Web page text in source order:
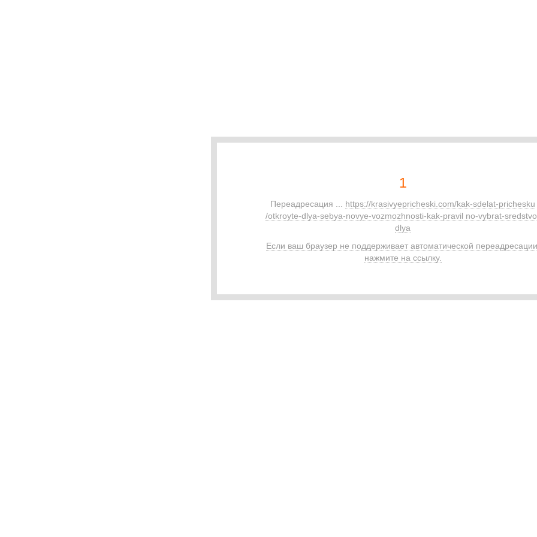
1
Переадресация ... https://krasivyepricheski.com/kak-sdelat-prichesku
/otkroyte-dlya-sebya-novye-vozmozhnosti-kak-pravil no-vybrat-
dlya
Если ваш браузер не поддерживает автоматической
нажмите на ссылку.